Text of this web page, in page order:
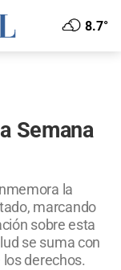
8.7°
Semana
la
marcando
sobre esta
se suma con
derechos.